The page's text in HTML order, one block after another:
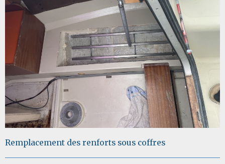
Remplacement des renforts sous coffres